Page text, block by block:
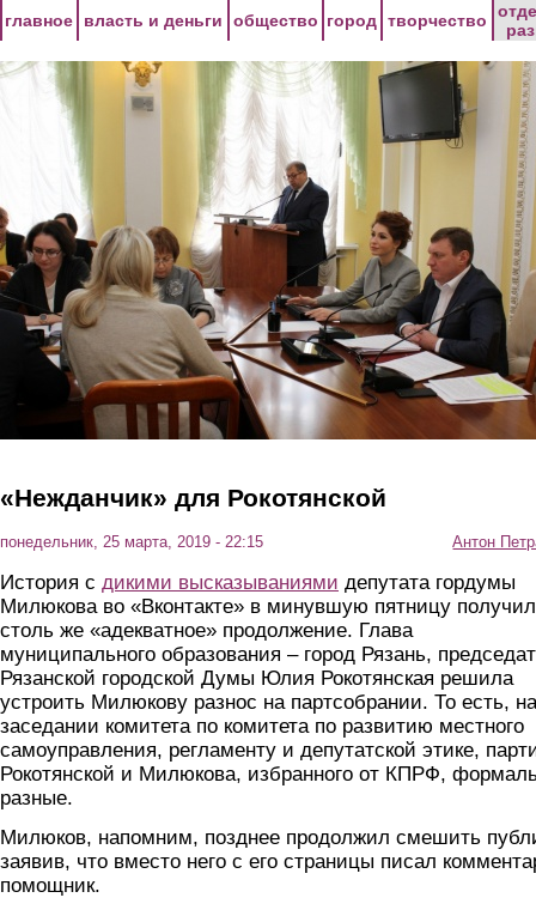
главное власть и деньги общество город творчество
«Нежданчик» для Рокотянской
понедельник, 25 марта, 2019 - 22:15 Антон
История с дикими высказываниями депутата гордумы
Милюкова во «Вконтакте» в минувшую пятницу
столь же «адекватное» продолжение. Глава
муниципального образования – город Рязань,
Рязанской городской Думы Юлия Рокотянская решила
устроить Милюкову разнос на партсобрании. То есть, на
заседании комитета по комитета по развитию местного
самоуправления, регламенту и депутатской этике,
Рокотянской и Милюкова, избранного от КПРФ,
разные.
Милюков, напомним, позднее продолжил смешить
заявив, что вместо него с его страницы писал
помощник.